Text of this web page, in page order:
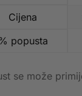
Cijena
% popusta
se može